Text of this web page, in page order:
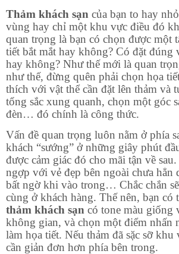
Thảm khách sạn của bạn to hay
vùng hay chỉ một khu vực điều đó
quan trọng là bạn có chọn được một
tiết bắt mắt hay không? Có đặt đúng
hay không? Như thế mới là quan
như thế, đừng quên phải chọn họa
thích với vật thể cần đặt lên thảm và
tổng sắc xung quanh, chọn một góc
đèn… đó chính là công thức.
Vấn đề quan trọng luôn nằm ở phía
khách “sướng” ở những giây phút
được cảm giác đó cho mãi tận về
ngợp với vẻ đẹp bên ngoài chưa hẳn
bất ngờ khi vào trong… Chắc chắn
cùng ở khách hàng. Thế nên, bạn có
thảm khách sạn có tone màu giống
không gian, và chọn một điểm nhấn
làm họa tiết. Nếu thảm đã sặc sỡ
cần giản đơn hơn phía bên trong.